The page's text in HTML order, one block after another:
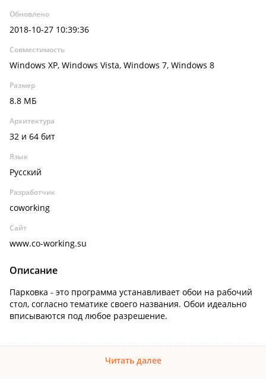
Обновлено
2018-10-27 10:39:36
Совместимость
Windows XP, Windows Vista, Windows 7, Windows 8
Размер
8.8 МБ
Архитектура
32 и 64 бит
Язык
Русский
Разработчик
coworking
Сайт
www.co-working.su
Описание
Парковка - это программа устанавливает обои на рабочий
стол, согласно тематике своего названия. Обои идеально
вписываются под любое разрешение.
Читать далее